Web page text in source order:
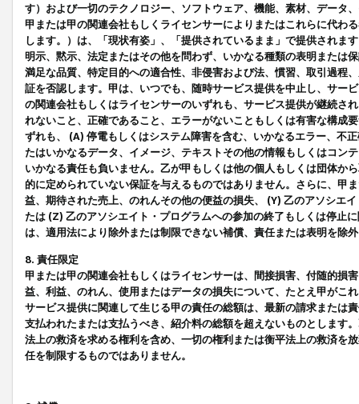
す）および一切のテクノロジー、ソフトウェア、機能、素材、データ
甲または甲の関連会社もしくライセンサーによりまたはこれらに代わ
します。）は、「現状有姿」、「提供されているまま」で提供されま
明示、黙示、法定またはその他を問わず、いかなる種類の表明または
満足な品質、特定目的への適合性、非侵害および法、慣習、取引過程
証を否認します。甲は、いつでも、随時サービス提供を中止し、サー
の関連会社もしくはライセンサーのいずれも、サービス提供が継続さ
れないこと、正確であること、エラーがないこともしくは有害な構成
ずれも、 (A) 停電もしくはシステム障害を含む、いかなるエラー、不
たはいかなるデータ、イメージ、テキストその他の情報もしくはコン
いかなる責任も負いません。乙が甲もしくは他の個人もしくは団体か
的に定められていない保証を与えるものではありません。さらに、甲
益、期待された売上、のれんその他の便益の損失、 (Y) 乙のアソシエ
たは (Z) 乙のアソシエイト・プログラムへの参加の終了もしくは停止
は、適用法により除外または制限できない補償、責任または表明を除
8. 責任限定
甲または甲の関連会社もしくはライセンサーは、間接損害、付随的損
益、利益、のれん、使用またはデータの損失について、たとえ甲がこ
サービス提供に関連して生じる甲の責任の総額は、最新の請求または
支払われたまたは支払うべき、紹介料の総額を超えないものとします
法上の救済を求める権利を含め、一切の権利または衡平法上の救済を
任を制限するものではありません。